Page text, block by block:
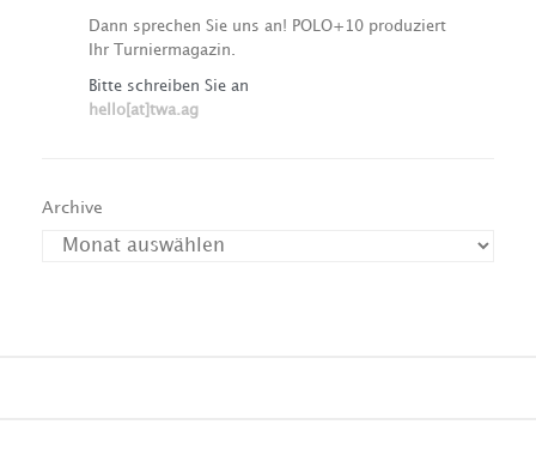
Dann sprechen Sie uns an! POLO+10 produziert
Ihr Turniermagazin.
Bitte schreiben Sie an
hello[at]twa.ag
Archive